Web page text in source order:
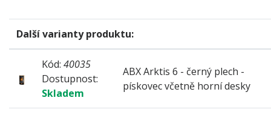
Barva
Barva plechu
Další varianty produktu:
Kód: 40035
Dostupnost:
Skladem
ABX Arktis 6 - černý plech -
pískovec včetně horní desky